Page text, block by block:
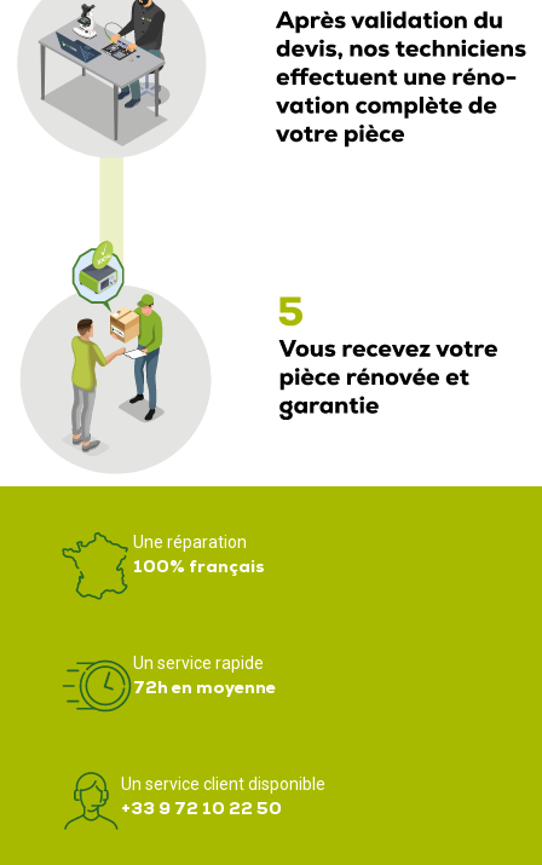
Une réparation
100% français
Un service rapide
72h en moyenne
Un service client disponible
+33 9 72 10 22 50